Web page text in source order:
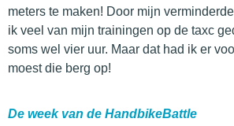
meters te maken! Door mijn
ik veel van mijn trainingen op de taxc
soms wel vier uur. Maar dat had ik er
moest die berg op!
De week van de HandbikeBattle